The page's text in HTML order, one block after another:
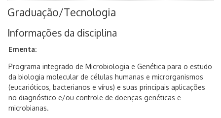
Graduação/Tecnologia
Informações da disciplina
Ementa:
Programa integrado de Microbiologia e Genética para o estudo
da biologia molecular de células humanas e microrganismos
(eucarióticos, bacterianos e vírus) e suas principais aplicações
no diagnóstico e/ou controle de doenças genéticas e
microbianas.